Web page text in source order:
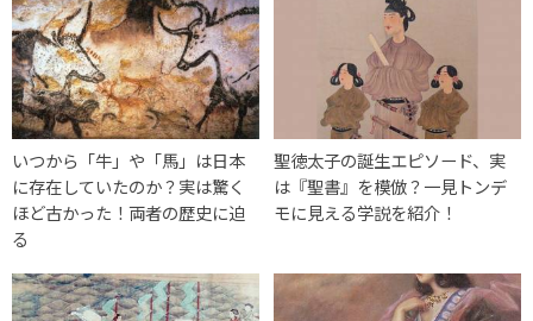
いつから「牛」や「馬」は日本
に存在していたのか？実は驚く
ほど古かった！両者の歴史に迫
る
聖徳太子の誕生エピソード、実
は『聖書』を模倣？一見トンデ
モに見える学説を紹介！